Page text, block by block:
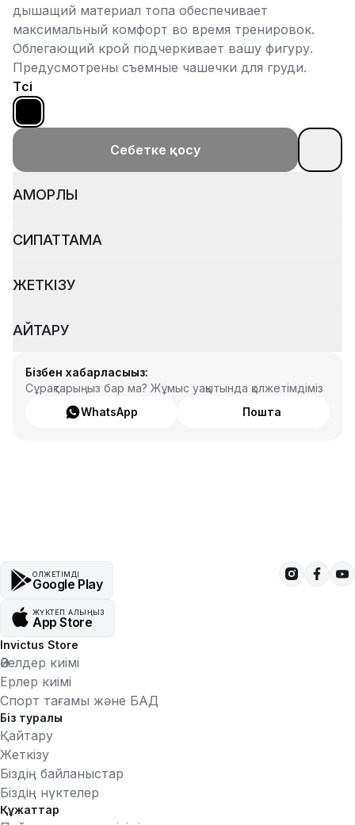
дышащий материал топа обеспечивает
максимальный комфорт во время тренировок.
Облегающий крой подчеркивает вашу фигуру.
Предусмотрены съемные чашечки для груди.
Түсі
Себетке қосу
ҚАМҚОРЛЫҚ
СИПАТТАМА
ЖЕТКІЗУ
ҚАЙТАРУ
Бізбен хабарласыңыз:
Сұрақтарыңыз бар ма? Жұмыс уақытында қолжетімдіміз
WhatsApp
Пошта
ҚОЛЖЕТІМДІ
Google Play
ЖҮКТЕП АЛЫҢЫЗ
App Store
Invictus Store
Әйелдер киімі
Ерлер киімі
Спорт тағамы және БАД
Біз туралы
Қайтару
Жеткізу
Біздің байланыстар
Біздің нүктелер
Құжаттар